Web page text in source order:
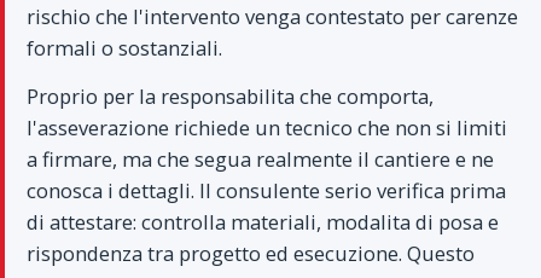
rischio che l'intervento venga contestato per carenze
formali o sostanziali.
Proprio per la responsabilita che comporta,
l'asseverazione richiede un tecnico che non si limiti
a firmare, ma che segua realmente il cantiere e ne
conosca i dettagli. Il consulente serio verifica prima
di attestare: controlla materiali, modalita di posa e
rispondenza tra progetto ed esecuzione. Questo